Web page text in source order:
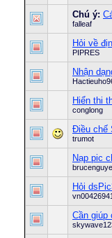
Chú ý:
falleaf
Hỏi về
PIPRES
Nhận
Hiển thi
conglong
Điều chế
trumot
Nạp pic
Hỏi
vn00426941
Cần giúp